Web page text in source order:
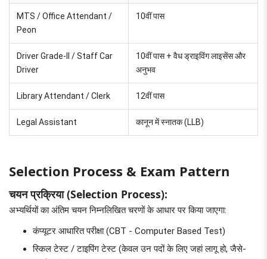
MTS / Office Attendant /
Peon
10वीं पास
Driver Grade-II / Staff Car
Driver
10वीं पास + वैध ड्राइविंग लाइसेंस और
अनुभव
Library Attendant / Clerk 12वीं पास
Legal Assistant कानून में स्नातक (LLB)
Selection Process & Exam Pattern
चयन प्रक्रिया (Selection Process):
अभ्यर्थियों का अंतिम चयन निम्नलिखित चरणों के आधार पर किया जाएगा:
कंप्यूटर आधारित परीक्षा (CBT - Computer Based Test)
स्किल टेस्ट / टाइपिंग टेस्ट (केवल उन पदों के लिए जहां लागू हो, जैसे-